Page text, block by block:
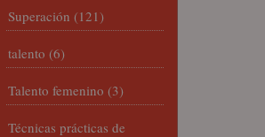
Superación (121)
talento (6)
Talento femenino (3)
Técnicas prácticas de